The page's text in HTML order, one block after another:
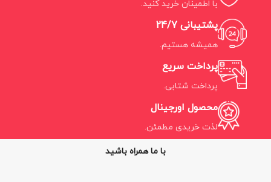
با اطمینان خرید کنید.
پشتیبانی 24/7
همیشه هستیم.
پرداخت سریع
پرداخت شتابی.
محصول اورجینال
لذت خریدی مطمئن.
با ما همراه باشید